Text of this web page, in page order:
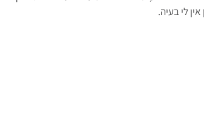
לי בעיה.